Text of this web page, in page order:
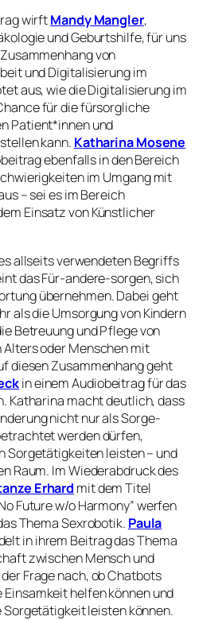
wirftMandy Mangler,
und Geburtshilfe, für uns
von
und Digitalisierung im
aus, wie die Digitalisierung im
für die fürsorgliche
Patient*innen und
kann. Katharina Mosene
ebenfalls in den Bereich
im Umgang mit
– sei es im Bereich
Einsatz von Künstlicher
allseits verwendeten Begriffs
das Für-andere-sorgen, sich
übernehmen. Dabei geht
als die Umsorgung von Kindern
Betreuung und Pflege von
Alters oder Menschen mit
diesen Zusammenhang geht
in einem Audiobeitrag für das
Katharina macht deutlich, dass
nicht nur als Sorge-
werden dürfen,
Sorgetätigkeiten leisten – und
Raum. Im Wiederabdruck des
Erhard mit dem Titel
Future w/o Harmony” werfen
Thema Sexrobotik. Paula
in ihrem Beitrag das Thema
zwischen Mensch und
Frage nach, ob Chatbots
helfen können und
leisten können.